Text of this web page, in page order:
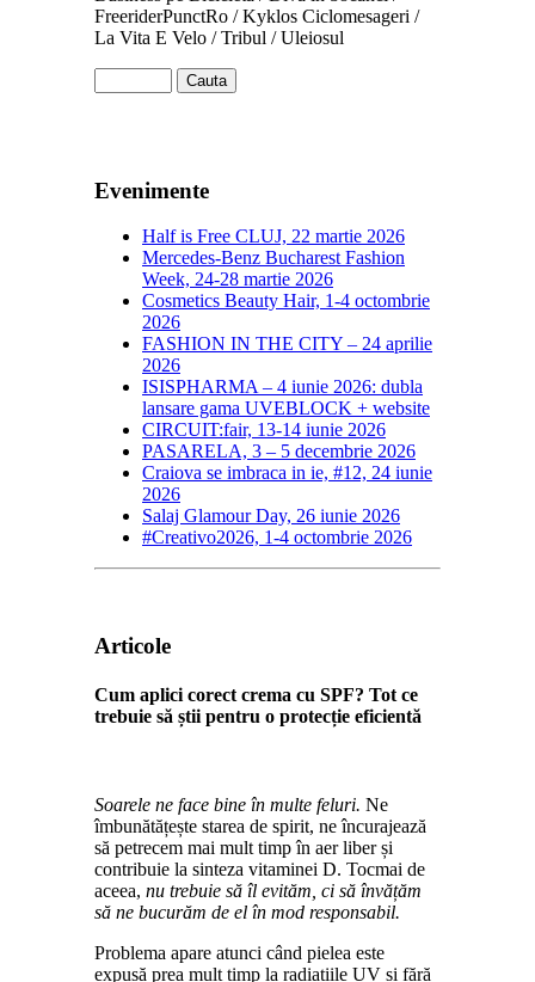
FreeriderPunctRo / Kyklos Ciclomesageri /
La Vita E Velo / Tribul / Uleiosul
Evenimente
Half is Free CLUJ, 22 martie 2026
Mercedes-Benz Bucharest Fashion
Week, 24-28 martie 2026
Cosmetics Beauty Hair, 1-4 octombrie
2026
FASHION IN THE CITY – 24 aprilie
2026
ISISPHARMA – 4 iunie 2026: dubla
lansare gama UVEBLOCK + website
CIRCUIT:fair, 13-14 iunie 2026
PASARELA, 3 – 5 decembrie 2026
Craiova se imbraca in ie, #12, 24 iunie
2026
Salaj Glamour Day, 26 iunie 2026
#Creativo2026, 1-4 octombrie 2026
Articole
Cum aplici corect crema cu SPF? Tot ce
trebuie să știi pentru o protecție eficientă
Soarele ne face bine în multe feluri. Ne
îmbunătățește starea de spirit, ne încurajează
să petrecem mai mult timp în aer liber și
contribuie la sinteza vitaminei D. Tocmai de
aceea, nu trebuie să îl evităm, ci să învățăm
să ne bucurăm de el în mod responsabil.
Problema apare atunci când pielea este
expusă prea mult timp la radiațiile UV și fără